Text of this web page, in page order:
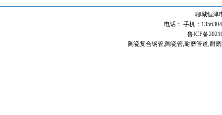
聊城恒泽
电话： 手机：
鲁ICP备
陶瓷复合钢管,陶瓷管,耐磨管道,耐